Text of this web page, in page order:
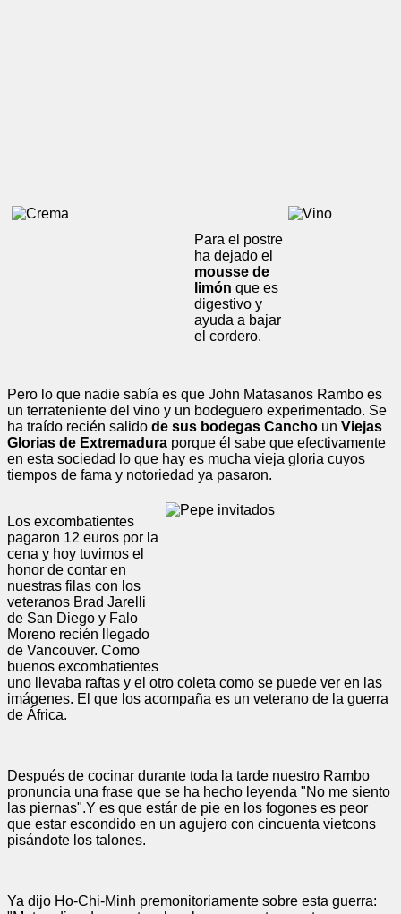
Para el postre
ha dejado el
mousse de
limón que es
digestivo y
ayuda a bajar
el cordero.
Pero lo que nadie sabía es que John Matasanos Rambo es
un terrateniente del vino y un bodeguero experimentado. Se
ha traído recién salido de sus bodegas Cancho un Viejas
Glorias de Extremadura porque él sabe que efectivamente
en esta sociedad lo que hay es mucha vieja gloria cuyos
tiempos de fama y notoriedad ya pasaron.
Los excombatientes
pagaron 12 euros por la
cena y hoy tuvimos el
honor de contar en
nuestras filas con los
veteranos Brad Jarelli
de San Diego y Falo
Moreno recién llegado
de Vancouver. Como
buenos excombatientes
uno llevaba raftas y el otro coleta como se puede ver en las
imágenes. El que los acompaña es un veterano de la guerra
de África.
Después de cocinar durante toda la tarde nuestro Rambo
pronuncia una frase que se ha hecho leyenda "No me siento
las piernas".Y es que estár de pie en los fogones es peor
que estar escondido en un agujero con cincuenta vietcons
pisándote los talones.
Ya dijo Ho-Chi-Minh premonitoriamente sobre esta guerra: